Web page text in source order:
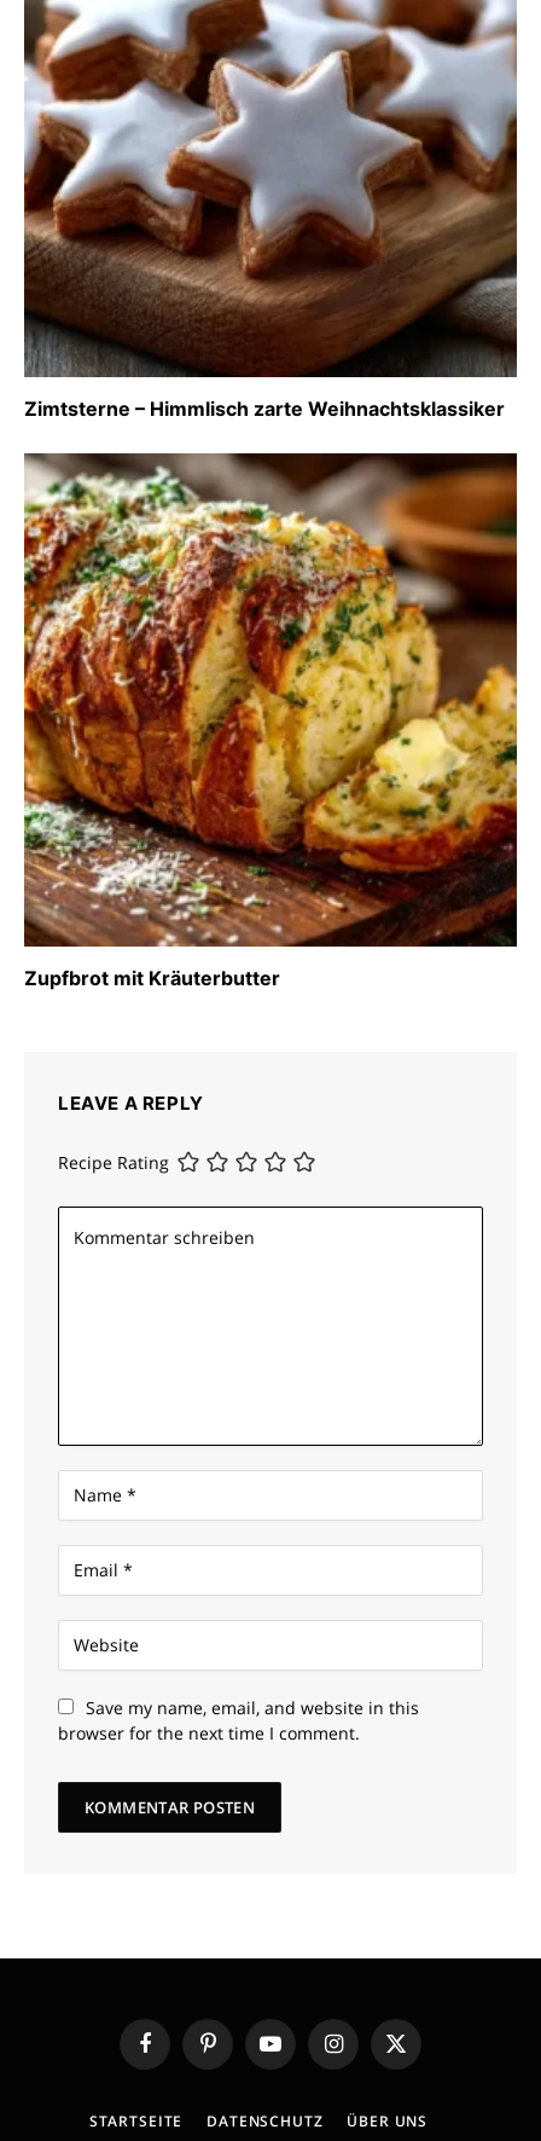
Zimtsterne – Himmlisch zarte Weihnachtsklassiker
Zupfbrot mit Kräuterbutter
LEAVE A REPLY
Recipe Rating
Save my name, email, and website in this
browser for the next time I comment.
FacebookPinterestYouTubeInstagram
X
(Twitter)
STARTSEITE DATENSCHUTZ ÜBER UNS